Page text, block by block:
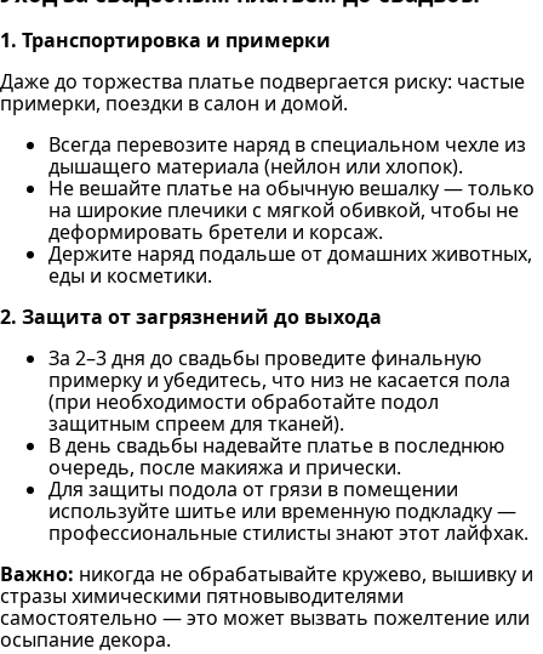
1. Транспортировка и примерки
Даже до торжества платье подвергается риску: частые
примерки, поездки в салон и домой.
Всегда перевозите наряд в специальном чехле из
дышащего материала (нейлон или хлопок).
Не вешайте платье на обычную вешалку — только
на широкие плечики с мягкой обивкой, чтобы не
деформировать бретели и корсаж.
Держите наряд подальше от домашних животных,
еды и косметики.
2. Защита от загрязнений до выхода
За 2–3 дня до свадьбы проведите финальную
примерку и убедитесь, что низ не касается пола
(при необходимости обработайте подол
защитным спреем для тканей).
В день свадьбы надевайте платье в последнюю
очередь, после макияжа и прически.
Для защиты подола от грязи в помещении
используйте шитье или временную подкладку —
профессиональные стилисты знают этот лайфхак.
Важно: никогда не обрабатывайте кружево, вышивку и
стразы химическими пятновыводителями
самостоятельно — это может вызвать пожелтение или
осыпание декора.